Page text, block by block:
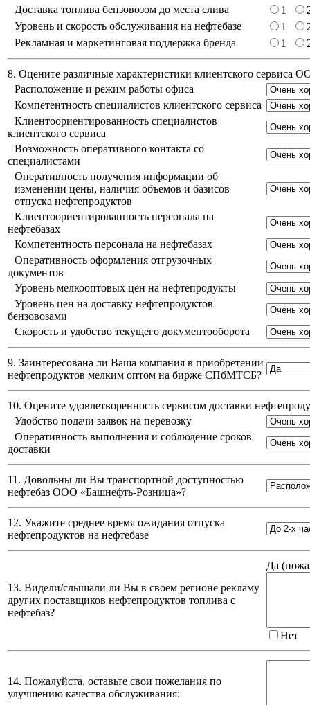
Доставка топлива бензовозом до места слива
1
Уровень и скорость обслуживания на нефтебазе
1
Рекламная и маркетинговая поддержка бренда
1
8. Оцените различные характеристики клиентского сервиса
Расположение и режим работы офиса
Компетентность специалистов клиентского сервиса
Клиентоориентированность специалистов
клиентского сервиса
Возможность оперативного контакта со
специалистами
Оперативность получения информации об
изменении цены, наличия объемов и базисов
отпуска нефтепродуктов
Клиентоориентированность персонала на
нефтебазах
Компетентность персонала на нефтебазах
Оперативность оформления отгрузочных
документов
Уровень мелкооптовых цен на нефтепродукты
Уровень цен на доставку нефтепродуктов
бензовозами
Скорость и удобство текущего документооборота
9. Заинтересована ли Ваша компания в приобретении
нефтепродуктов мелким оптом на бирже СПбМТСБ?
10. Оцените удовлетворенность сервисом доставки
Удобство подачи заявок на перевозку
Оперативность выполнения и соблюдение сроков
доставки
11. Довольны ли Вы транспортной доступностью
нефтебаз ООО «Башнефть-Розница»?
12. Укажите среднее время ожидания отпуска
нефтепродуктов на нефтебазе
13. Видели/слышали ли Вы в своем регионе рекламу
других поставщиков нефтепродуктов топлива с
нефтебаз?
Да (
Нет
14. Пожалуйста, оставьте свои пожелания по
улучшению качества обслуживания: